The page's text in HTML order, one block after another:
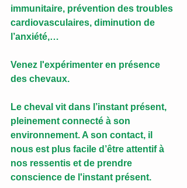
immunitaire, prévention des troubles
cardiovasculaires, diminution de
l’anxiété,…
Venez l'expérimenter en présence
des chevaux.
Le cheval vit dans l’instant présent,
pleinement connecté à son
environnement. A son contact, il
nous est plus facile d’être attentif à
nos ressentis et de prendre
conscience de l'instant présent.